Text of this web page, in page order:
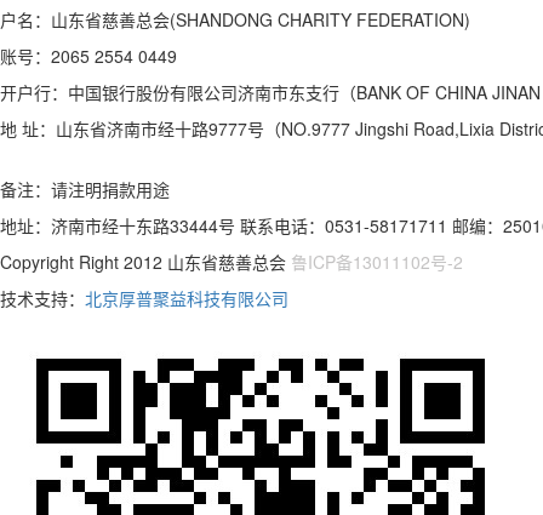
户名： 山东省慈善总会(SHANDONG CHARITY FEDERATION)
账号： 2065 2554 0449
开户行： 中国银行股份有限公司济南市东支行（BANK OF CHINA
地 址： 山东省济南市经十路9777号（NO.9777 Jingshi Road,Lixia
备注：请注明捐款用途
地址：济南市经十东路33444号 联系电话：0531-58171711 邮编：
Copyright Right 2012 山东省慈善总会 鲁ICP备13011102号-2
技术支持： 北京厚普聚益科技有限公司